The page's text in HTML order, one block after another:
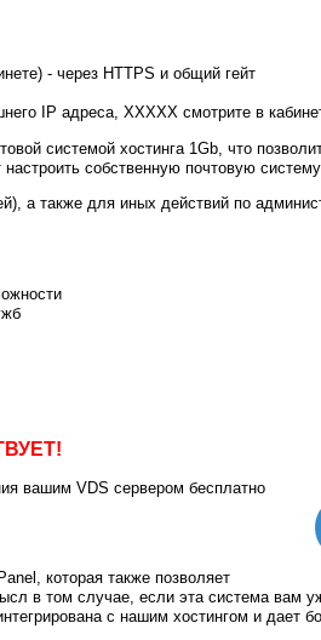
- через HTTPS и общий гейт
IP адреса, XXXXX смотрите в
системой хостинга 1Gb, что
собственную почтовую систему
а также для иных действий по
вашим VDS сервером бесплатно
которая также позволяет
в том случае, если эта система вам
с нашим хостингом и дает